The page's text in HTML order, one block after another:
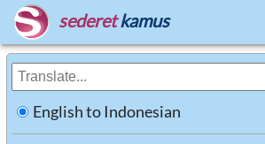
sederet kamus
English to Indonesian